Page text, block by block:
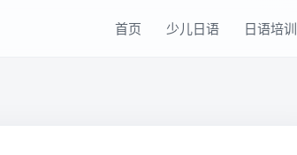
首页 少儿日语 日语培训